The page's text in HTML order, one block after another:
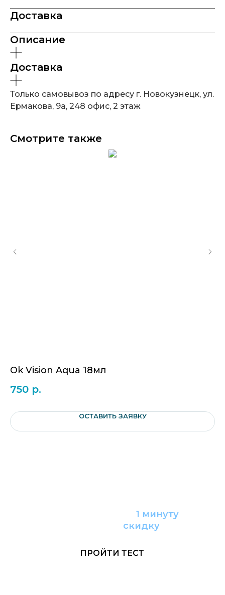
Доставка
Описание
Доставка
Только самовывоз по адресу г. Новокузнецк, ул.
Ермакова, 9а, 248 офис, 2 этаж
Смотрите также
Ok Vision Aqua 18мл
750 р.
ОСТАВИТЬ ЗАЯВКУ
1 минуту
скидку
ПРОЙТИ ТЕСТ